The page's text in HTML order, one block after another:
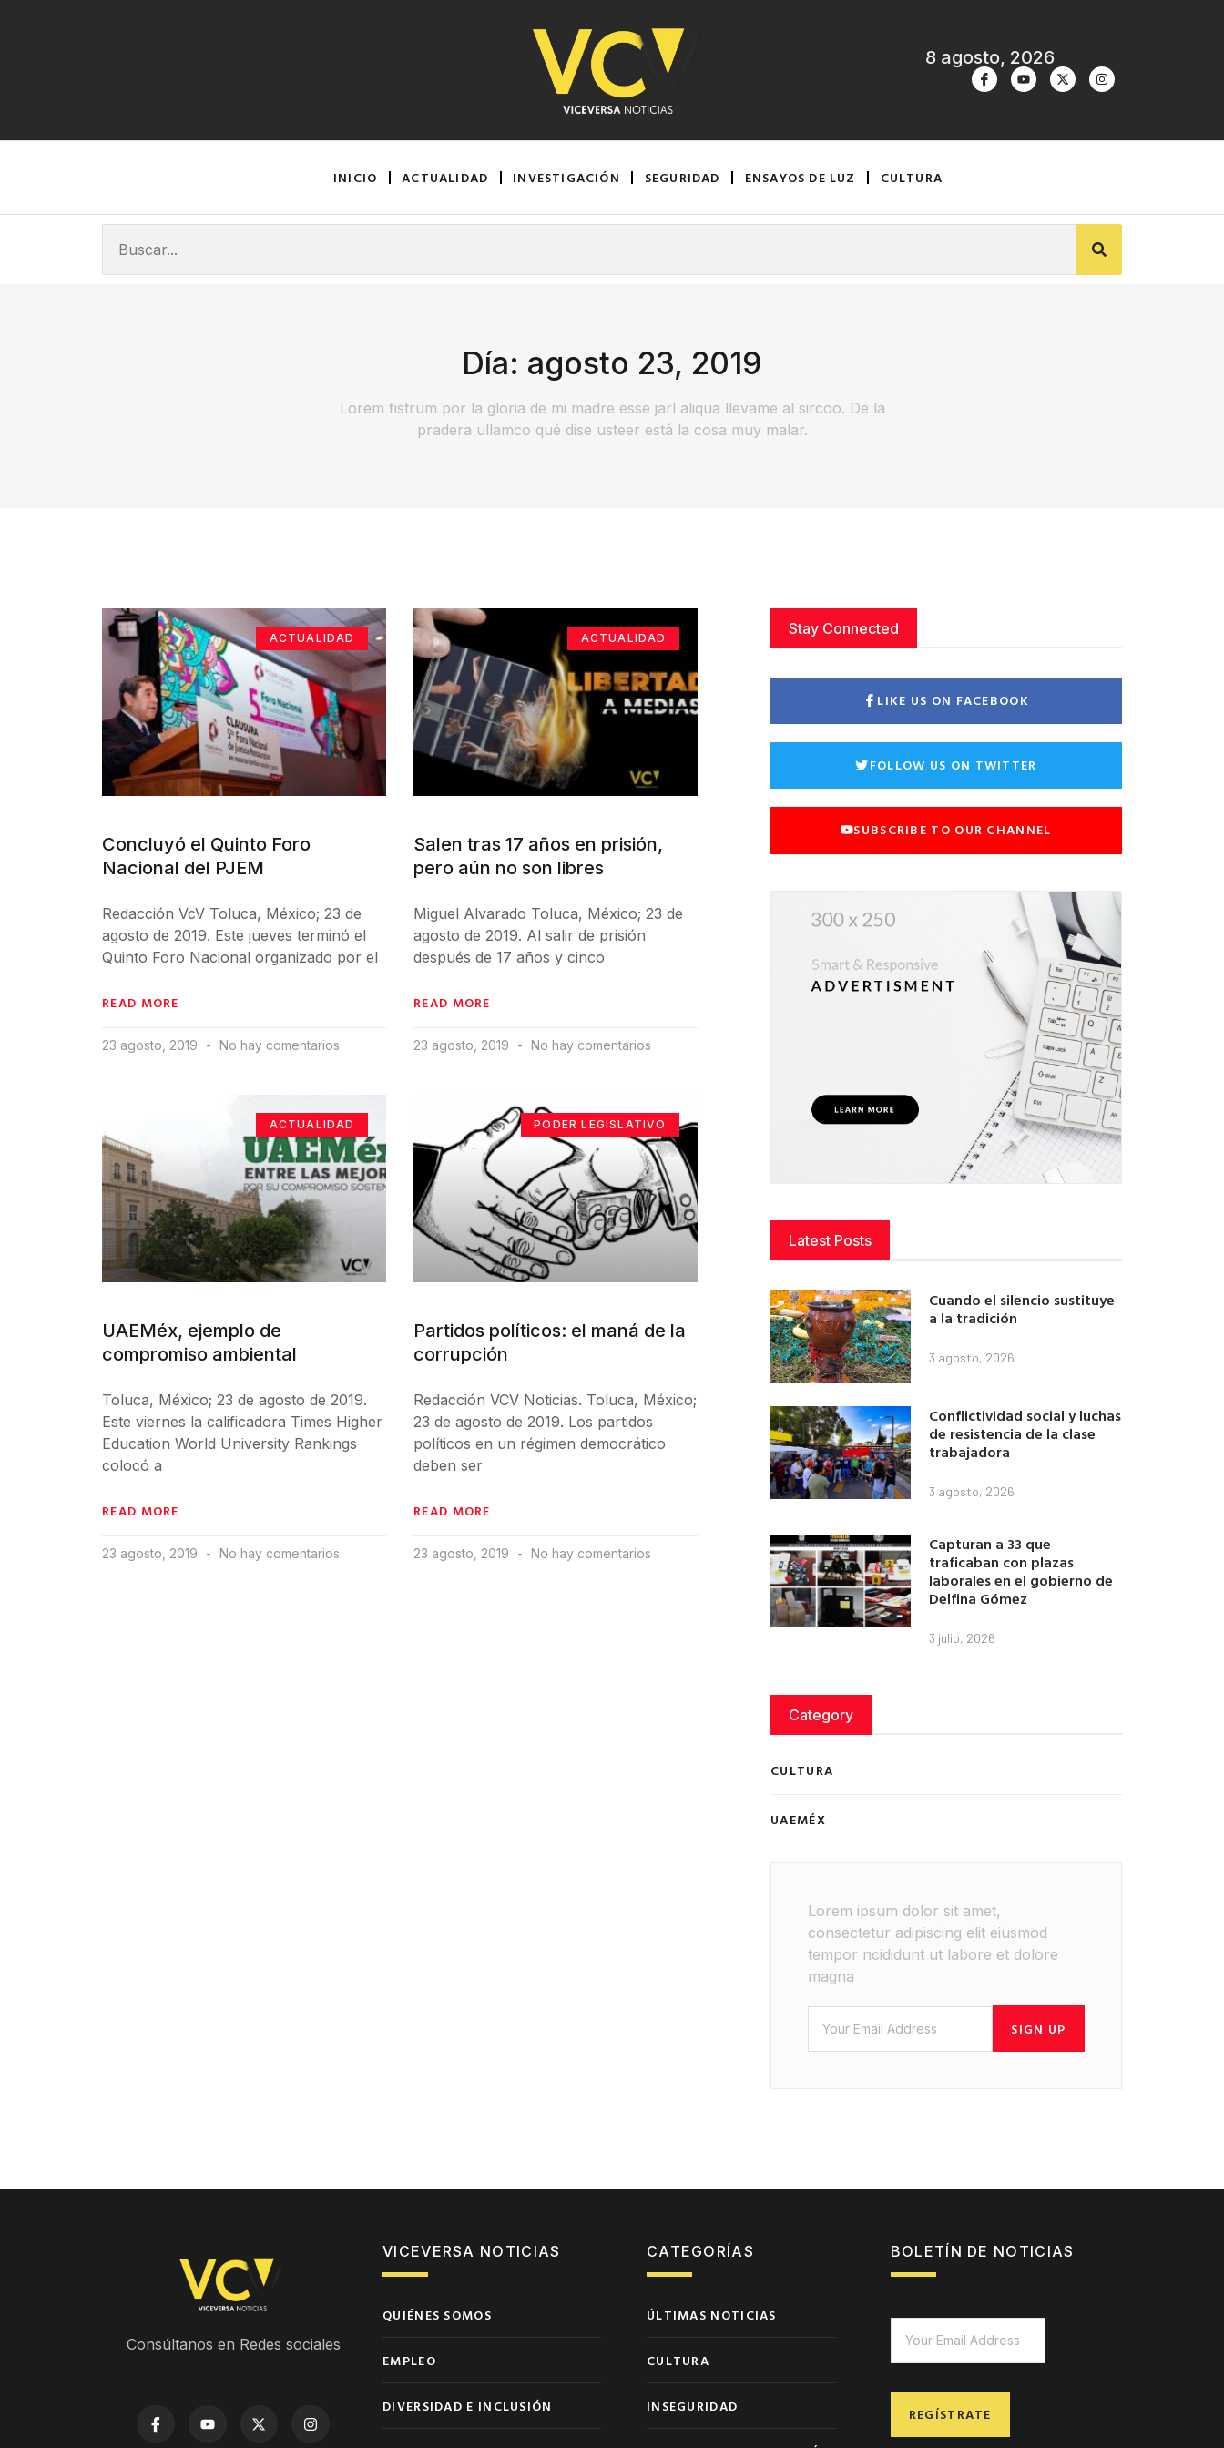
8 agosto, 2026
INICIO ACTUALIDAD INVESTIGACIÓN SEGURIDAD ENSAYOS DE LUZ CULTURA
Día: agosto 23, 2019
Lorem fistrum por la gloria de mi madre esse jarl aliqua llevame al sircoo. De la
pradera ullamco qué dise usteer está la cosa muy malar.
ACTUALIDAD
Concluyó el Quinto Foro
Nacional del PJEM
Redacción VcV Toluca, México; 23 de
agosto de 2019. Este jueves terminó el
Quinto Foro Nacional organizado por el
READ MORE
23 agosto, 2019 No hay comentarios
ACTUALIDAD
Salen tras 17 años en prisión,
pero aún no son libres
Miguel Alvarado Toluca, México; 23 de
agosto de 2019. Al salir de prisión
después de 17 años y cinco
READ MORE
23 agosto, 2019 No hay comentarios
ACTUALIDAD
UAEMéx, ejemplo de
compromiso ambiental
Toluca, México; 23 de agosto de 2019.
Este viernes la calificadora Times Higher
Education World University Rankings
colocó a
READ MORE
23 agosto, 2019 No hay comentarios
PODER LEGISLATIVO
Partidos políticos: el maná de la
corrupción
Redacción VCV Noticias. Toluca, México;
23 de agosto de 2019. Los partidos
políticos en un régimen democrático
deben ser
READ MORE
23 agosto, 2019 No hay comentarios
Stay Connected
LIKE US ON FACEBOOK
FOLLOW US ON TWITTER
SUBSCRIBE TO OUR CHANNEL
Latest Posts
Cuando el silencio sustituye
a la tradición
3 agosto, 2026
Conflictividad social y luchas
de resistencia de la clase
trabajadora
3 agosto, 2026
Capturan a 33 que
traficaban con plazas
laborales en el gobierno de
Delfina Gómez
3 julio, 2026
Category
CULTURA
UAEMÉX
Lorem ipsum dolor sit amet,
consectetur adipiscing elit eiusmod
tempor ncididunt ut labore et dolore
magna
SIGN UP
Consúltanos en Redes sociales
VICEVERSA NOTICIAS
QUIÉNES SOMOS
EMPLEO
DIVERSIDAD E INCLUSIÓN
CATEGORÍAS
ÚLTIMAS NOTICIAS
CULTURA
INSEGURIDAD
BOLETÍN DE NOTICIAS
REGÍSTRATE